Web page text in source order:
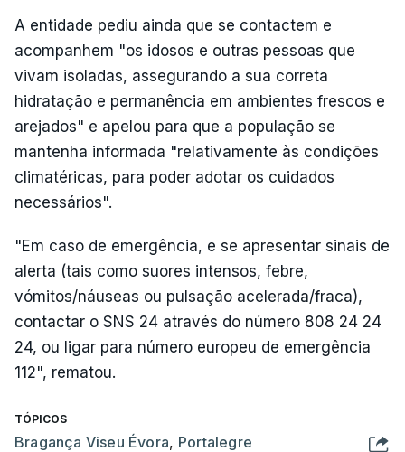
A entidade pediu ainda que se contactem e
acompanhem "os idosos e outras pessoas que
vivam isoladas, assegurando a sua correta
hidratação e permanência em ambientes frescos e
arejados" e apelou para que a população se
mantenha informada "relativamente às condições
climatéricas, para poder adotar os cuidados
necessários".
"Em caso de emergência, e se apresentar sinais de
alerta (tais como suores intensos, febre,
vómitos/náuseas ou pulsação acelerada/fraca),
contactar o SNS 24 através do número 808 24 24
24, ou ligar para número europeu de emergência
112", rematou.
TÓPICOS
Bragança Viseu Évora, Portalegre